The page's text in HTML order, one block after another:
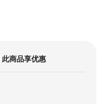
此商品享优惠